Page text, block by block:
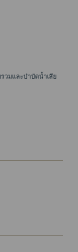
วมและบำบัดน้ำเสีย